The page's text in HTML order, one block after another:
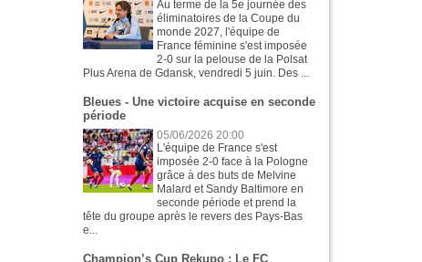
Au terme de la 5e journée des
éliminatoires de la Coupe du
monde 2027, l'équipe de
France féminine s'est imposée
2-0 sur la pelouse de la Polsat
Plus Arena de Gdansk, vendredi 5 juin. Des ...
Bleues - Une victoire acquise en seconde
période
05/06/2026 20:00
L'équipe de France s'est
imposée 2-0 face à la Pologne
grâce à des buts de Melvine
Malard et Sandy Baltimore en
seconde période et prend la
tête du groupe après le revers des Pays-Bas
e...
Champion’s Cup Rekupo : Le FC